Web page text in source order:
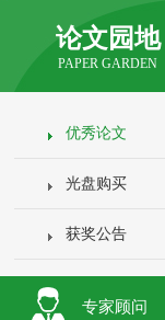
论文园地
PAPER GARDEN
优秀论文
光盘购买
获奖公告
专家顾问